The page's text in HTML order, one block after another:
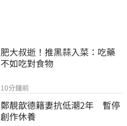
肥大叔逝！推黑蒜入菜：吃藥
不如吃對食物
10分鐘前
鄭靚歆德籍妻抗低潮2年　暫停
創作休養